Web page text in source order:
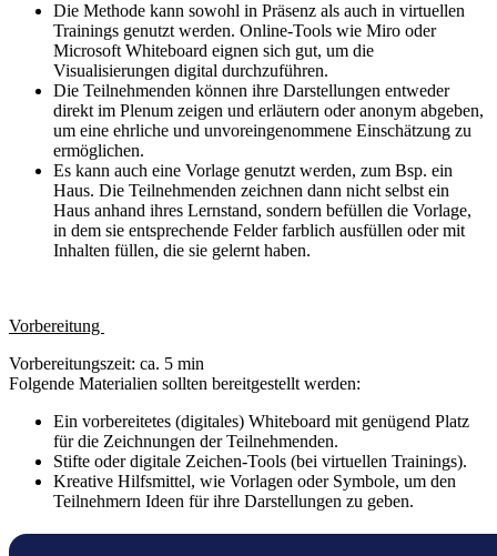
Die Methode kann sowohl in Präsenz als auch in virtuellen
Trainings genutzt werden. Online-Tools wie Miro oder
Microsoft Whiteboard eignen sich gut, um die
Visualisierungen digital durchzuführen.
Die Teilnehmenden können ihre Darstellungen entweder
direkt im Plenum zeigen und erläutern oder anonym abgeben,
um eine ehrliche und unvoreingenommene Einschätzung zu
ermöglichen.
Es kann auch eine Vorlage genutzt werden, zum Bsp. ein
Haus. Die Teilnehmenden zeichnen dann nicht selbst ein
Haus anhand ihres Lernstand, sondern befüllen die Vorlage,
in dem sie entsprechende Felder farblich ausfüllen oder mit
Inhalten füllen, die sie gelernt haben.
Vorbereitung
Vorbereitungszeit: ca. 5 min
Folgende Materialien sollten bereitgestellt werden:
Ein vorbereitetes (digitales) Whiteboard mit genügend Platz
für die Zeichnungen der Teilnehmenden.
Stifte oder digitale Zeichen-Tools (bei virtuellen Trainings).
Kreative Hilfsmittel, wie Vorlagen oder Symbole, um den
Teilnehmern Ideen für ihre Darstellungen zu geben.